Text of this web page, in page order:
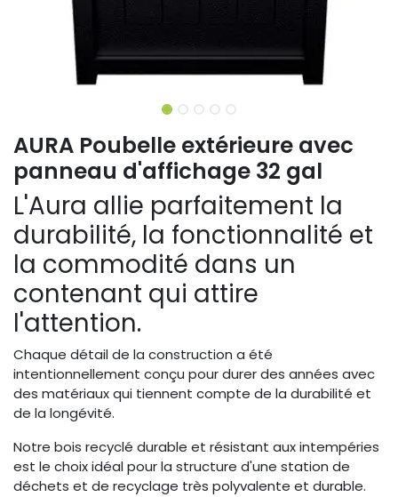
AURA Poubelle extérieure avec
panneau d'affichage 32 gal
L'Aura allie parfaitement la
durabilité, la fonctionnalité et
la commodité dans un
contenant qui attire
l'attention.
Chaque détail de la construction a été
intentionnellement conçu pour durer des années avec
des matériaux qui tiennent compte de la durabilité et
de la longévité.
Notre bois recyclé durable et résistant aux intempéries
est le choix idéal pour la structure d'une station de
déchets et de recyclage très polyvalente et durable.